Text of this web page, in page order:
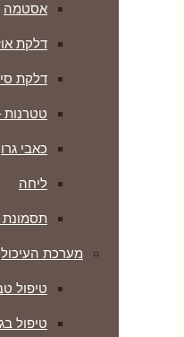
אסטמה
דלקת
דלקת
טטרנות
כאבי
ליחה
תסמונת C.C.H.S
מערכת העיכול
טיפול
טיפול